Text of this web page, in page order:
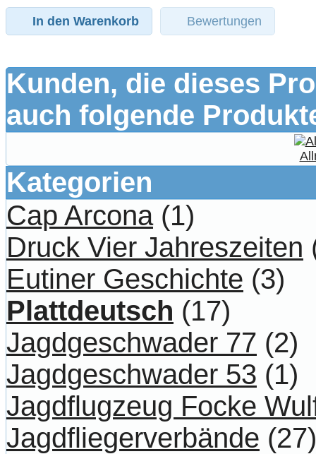
In den Warenkorb Bewertungen
Kunden, die dieses
auch folgende
Kategorien
Cap Arcona(1)
Druck Vier Jahreszeiten
Eutiner Geschichte (3)
Plattdeutsch (17)
Jagdgeschwader 77 (2)
Jagdgeschwader 53 (1)
Jagdflugzeug Focke
Jagdfliegerverbände (27)